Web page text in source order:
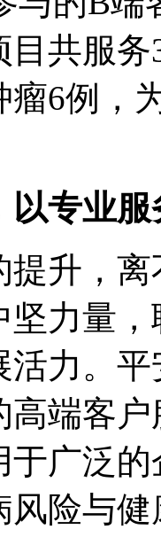
共服
瘤6例，
以专业
提升，
坚力量
活力。
高端客
于广泛
风险与